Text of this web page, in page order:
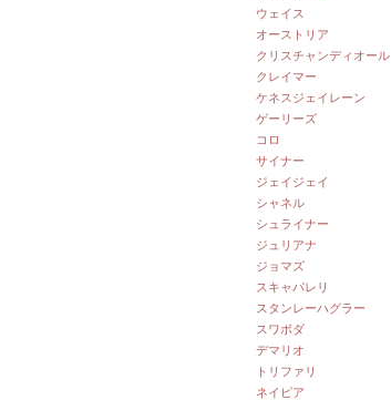
ウェイス
オーストリア
クリスチャンディオール
クレイマー
ケネスジェイレーン
ゲーリーズ
コロ
サイナー
ジェイジェイ
シャネル
シュライナー
ジュリアナ
ジョマズ
スキャパレリ
スタンレーハグラー
スワボダ
デマリオ
トリファリ
ネイピア